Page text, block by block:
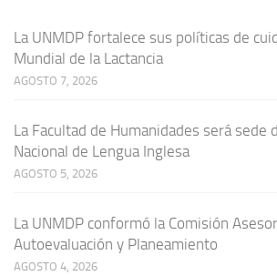
La UNMDP fortalece sus políticas de
Mundial de la Lactancia
AGOSTO 7, 2026
La Facultad de Humanidades será sede
Nacional de Lengua Inglesa
AGOSTO 5, 2026
La UNMDP conformó la Comisión
Autoevaluación y Planeamiento
AGOSTO 4, 2026